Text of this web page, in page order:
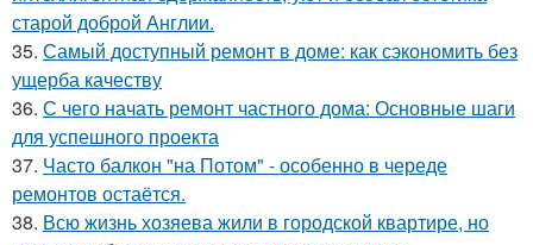
старой доброй Англии.
35. Самый доступный ремонт в доме: как сэкономить без
ущерба качеству
36. С чего начать ремонт частного дома: Основные шаги
для успешного проекта
37. Часто балкон "на Потом" - особенно в череде
ремонтов остаётся.
38. Всю жизнь хозяева жили в городской квартире, но